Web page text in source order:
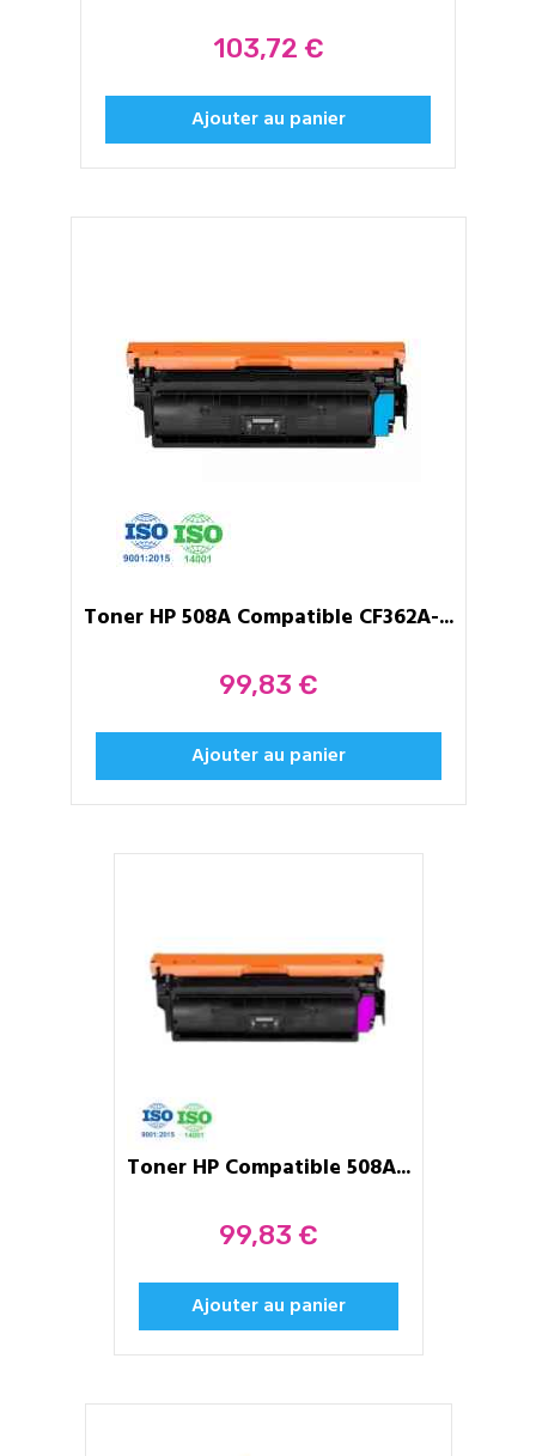
Prix
103,72 €
Ajouter au panier
Toner HP 508A Compatible CF362A-...
Prix
99,83 €
Ajouter au panier
Toner HP Compatible 508A...
Prix
99,83 €
Ajouter au panier